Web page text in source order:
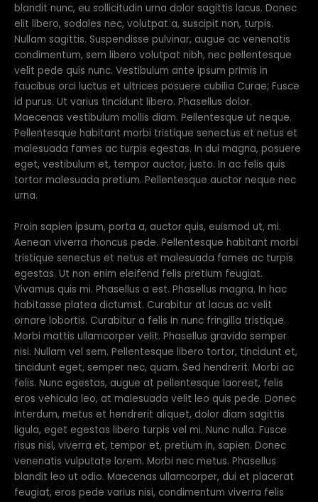
blandit nunc, eu sollicitudin urna dolor sagittis lacus. Donec
elit libero, sodales nec, volutpat a, suscipit non, turpis.
Nullam sagittis. Suspendisse pulvinar, augue ac venenatis
condimentum, sem libero volutpat nibh, nec pellentesque
velit pede quis nunc. Vestibulum ante ipsum primis in
faucibus orci luctus et ultrices posuere cubilia Curae; Fusce
id purus. Ut varius tincidunt libero. Phasellus dolor.
Maecenas vestibulum mollis diam. Pellentesque ut neque.
Pellentesque habitant morbi tristique senectus et netus et
malesuada fames ac turpis egestas. In dui magna, posuere
eget, vestibulum et, tempor auctor, justo. In ac felis quis
tortor malesuada pretium. Pellentesque auctor neque nec
urna.
Proin sapien ipsum, porta a, auctor quis, euismod ut, mi.
Aenean viverra rhoncus pede. Pellentesque habitant morbi
tristique senectus et netus et malesuada fames ac turpis
egestas. Ut non enim eleifend felis pretium feugiat.
Vivamus quis mi. Phasellus a est. Phasellus magna. In hac
habitasse platea dictumst. Curabitur at lacus ac velit
ornare lobortis. Curabitur a felis in nunc fringilla tristique.
Morbi mattis ullamcorper velit. Phasellus gravida semper
nisi. Nullam vel sem. Pellentesque libero tortor, tincidunt et,
tincidunt eget, semper nec, quam. Sed hendrerit. Morbi ac
felis. Nunc egestas, augue at pellentesque laoreet, felis
eros vehicula leo, at malesuada velit leo quis pede. Donec
interdum, metus et hendrerit aliquet, dolor diam sagittis
ligula, eget egestas libero turpis vel mi. Nunc nulla. Fusce
risus nisl, viverra et, tempor et, pretium in, sapien. Donec
venenatis vulputate lorem. Morbi nec metus. Phasellus
blandit leo ut odio. Maecenas ullamcorper, dui et placerat
feugiat, eros pede varius nisi, condimentum viverra felis